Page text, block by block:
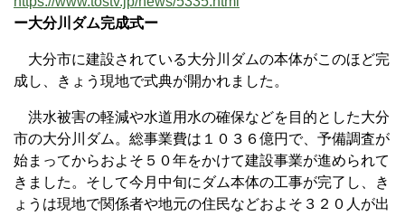
ー大分川ダム完成式ー
大分市に建設されている大分川ダムの本体がこのほど完
成し、きょう現地で式典が開かれました。
洪水被害の軽減や水道用水の確保などを目的とした大分
市の大分川ダム。総事業費は１０３６億円で、予備調査が
始まってからおよそ５０年をかけて建設事業が進められて
きました。そして今月中旬にダム本体の工事が完了し、き
ょうは現地で関係者や地元の住民などおよそ３２０人が出